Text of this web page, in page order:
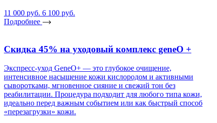
11 000 руб. 6 100 руб.
Подробнее
Скидка 45% на уходовый комплекс geneO +
Экспресс-уход GeneO+ — это глубокое очищение,
интенсивное насыщение кожи кислородом и активными
сыворотками, мгновенное сияние и свежий тон без
реабилитации. Процедура подходит для любого типа кожи,
идеально перед важным событием или как быстрый способ
«перезагрузки» кожи.